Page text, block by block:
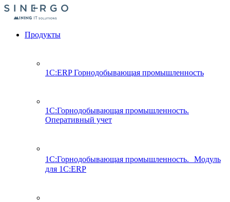
Продукты
1С:ERP Горнодобывающая промышленность
1С:Горнодобывающая промышленность.
Оперативный учет
1С:Горнодобывающая промышленность. Модуль
для 1С:ERP